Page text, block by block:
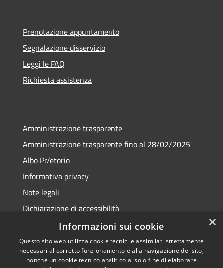
Prenotazione appuntamento
Segnalazione disservizio
Leggi le FAQ
Richiesta assistenza
Amministrazione trasparente
Amministrazione trasparente fino al 28/02/2025
Albo Pr/etorio
Informativa privacy
Note legali
Dichiarazione di accessibilità
Obiettivi di accessibilità
×
Informazioni sui cookie
Questo sito web utilizza cookie tecnici e assimilati strettamente
necessari al corretto funzionamento e alla navigazione del sito,
nonché un cookie tecnico analitico al solo fine di elaborare